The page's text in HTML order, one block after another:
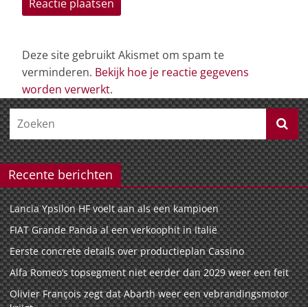
Deze site gebruikt Akismet om spam te
verminderen. Bekijk hoe je reactie gegevens
worden verwerkt.
Recente berichten
Lancia Ypsilon HF voelt aan als een kampioen
FIAT Grande Panda al een verkoophit in Italië
Eerste concrete details over productieplan Cassino
Alfa Romeo’s topsegment niet eerder dan 2029 weer een feit
Olivier François zegt dat Abarth weer een vebrandingsmotor